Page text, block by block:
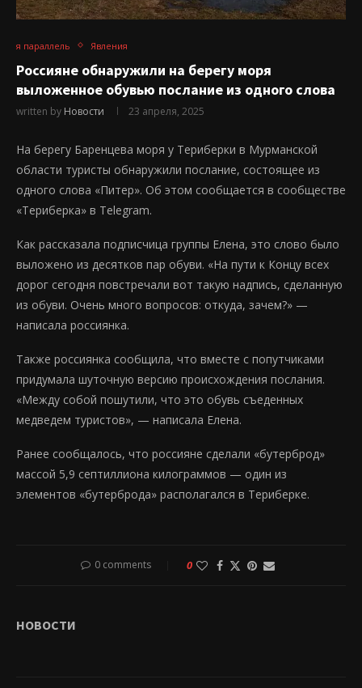
я параллель Явления
Россияне обнаружили на берегу моря
выложенное обувью послание из одного слова
written by Новости 23 апреля, 2025
На берегу Баренцева моря у Териберки в Мурманской
области туристы обнаружили послание, состоящее из
одного слова «Питер». Об этом сообщается в сообществе
«Териберка» в Telegram.
Как рассказала подписчица группы Елена, это слово было
выложено из десятков пар обуви. «На пути к Концу всех
дорог сегодня повстречали вот такую надпись, сделанную
из обуви. Очень много вопросов: откуда, зачем?» —
написала россиянка.
Также россиянка сообщила, что вместе с попутчиками
придумала шуточную версию происхождения послания.
«Между собой пошутили, что это обувь съеденных
медведем туристов», — написала Елена.
Ранее сообщалось, что россияне сделали «бутерброд»
массой 5,9 септиллиона килограммов — один из
элементов «бутерброда» располагался в Териберке.
0 comments 0
НОВОСТИ